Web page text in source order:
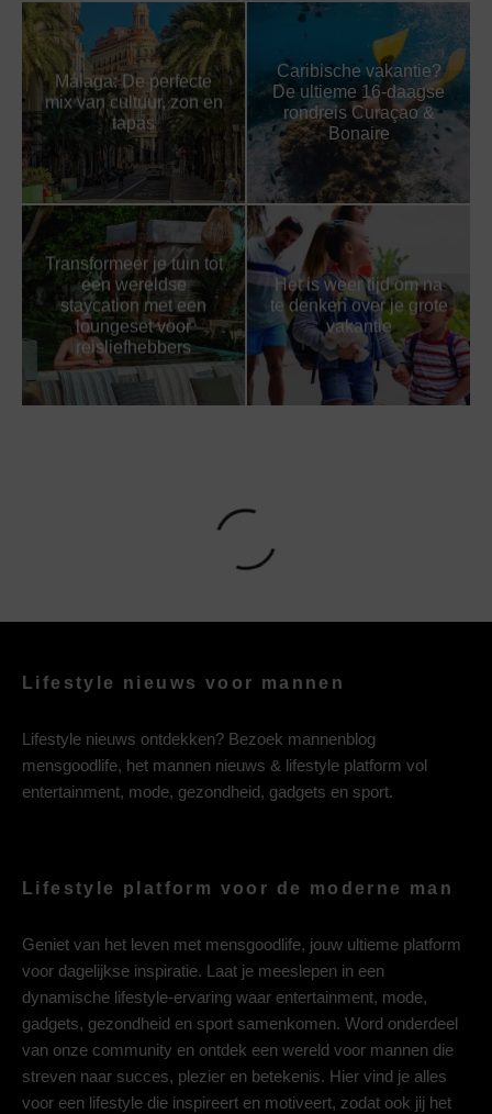
Málaga: De perfecte
mix van cultuur, zon en
tapas
Caribische vakantie?
De ultieme 16-daagse
rondreis Curaçao &
Bonaire
Transformeer je tuin tot
een wereldse
staycation met een
loungeset voor
reisliefhebbers
Het is weer tijd om na
te denken over je grote
vakantie
Lifestyle nieuws voor mannen
Lifestyle nieuws ontdekken? Bezoek mannenblog
mensgoodlife, het mannen nieuws & lifestyle platform vol
entertainment, mode, gezondheid, gadgets en sport.
Lifestyle platform voor de moderne man
Geniet van het leven met mensgoodlife, jouw ultieme platform
voor dagelijkse inspiratie. Laat je meeslepen in een
dynamische lifestyle-ervaring waar entertainment, mode,
gadgets, gezondheid en sport samenkomen. Word onderdeel
van onze community en ontdek een wereld voor mannen die
streven naar succes, plezier en betekenis. Hier vind je alles
voor een lifestyle die inspireert en motiveert, zodat ook jij het